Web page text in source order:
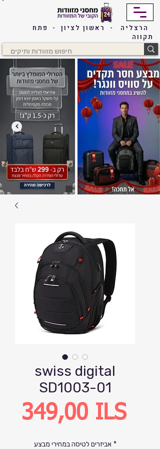
הרצליה - ראשון לציון - פתח
תקווה
swiss digital
SD1003-01
349,00 ILS
אביזרים לטיסה במחירי מבצע *